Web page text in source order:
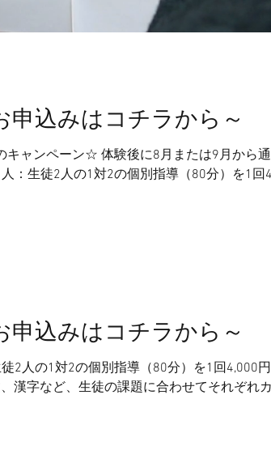
申込みはコチラから～
ャンペーン☆ 体験後に8月または9月から
生徒2人の1対2の個別指導（80分）を1回
記リンクからお願いいたします。 ↓
申込みはコチラから～
人の1対2の個別指導（80分）を1回4,000
漢字など、生徒の課題に合わせてそれぞれ